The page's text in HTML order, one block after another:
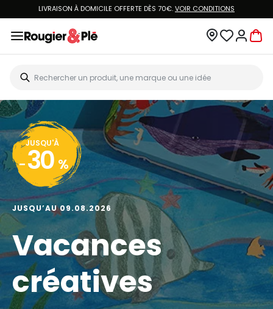
LIVRAISON À DOMICILE OFFERTE DÈS 70€.VOIR CONDITIONS
JUSQU'À
- 30 %
JUSQU’AU 09.08.2026
Vacances
créatives